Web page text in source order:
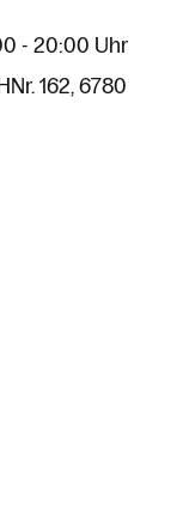
- 20:00 Uhr
HNr. 162 6780